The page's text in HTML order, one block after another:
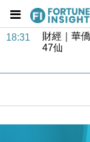
18:31
財經｜華
47仙
財經｜滙
及消費表現
16:47
本地｜假
損失近
16:05
財經｜日
財經｜恒